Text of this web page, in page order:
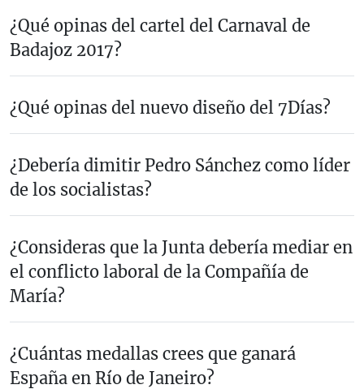
¿Qué opinas del cartel del Carnaval de
Badajoz 2017?
¿Qué opinas del nuevo diseño del 7Días?
¿Debería dimitir Pedro Sánchez como líder
de los socialistas?
¿Consideras que la Junta debería mediar en
el conflicto laboral de la Compañía de
María?
¿Cuántas medallas crees que ganará
España en Río de Janeiro?